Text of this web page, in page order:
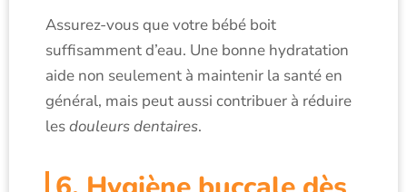
Assurez-vous que votre bébé boit
suffisamment d’eau. Une bonne hydratation
aide non seulement à maintenir la santé en
général, mais peut aussi contribuer à réduire
lesdouleurs dentaires.